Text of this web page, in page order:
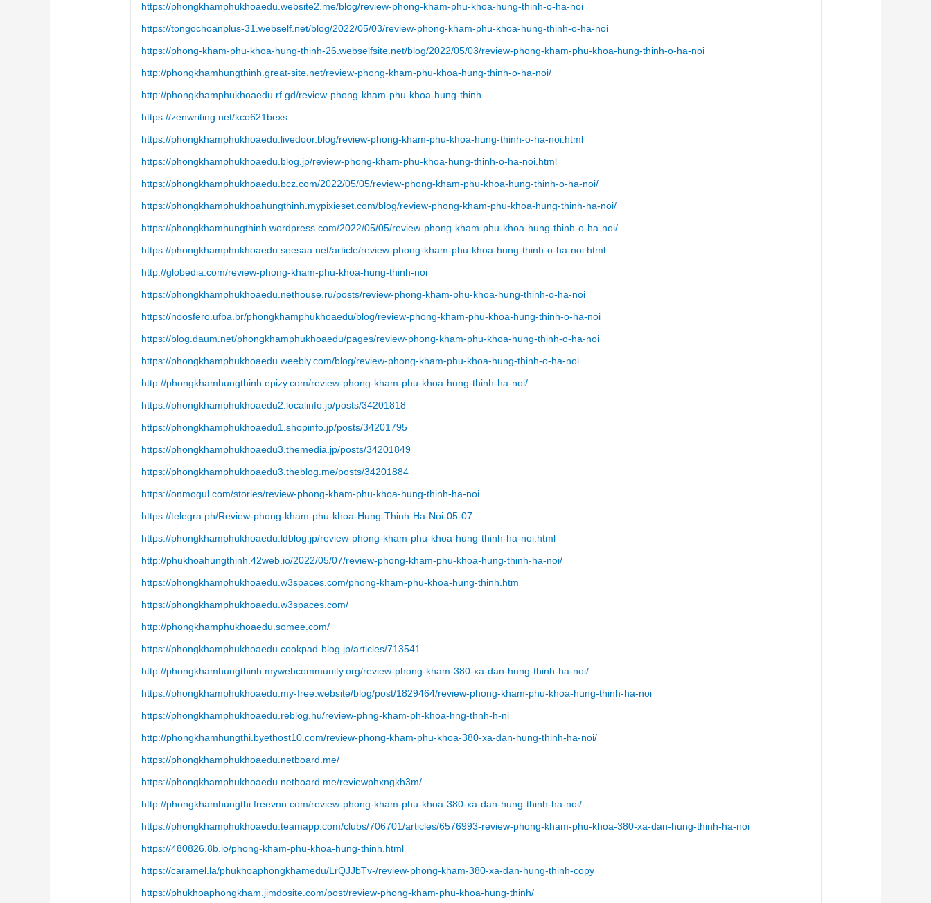
https://phongkhamphukhoaedu.website2.me/blog/review-phong-kham-phu-khoa-hung-thinh-o-ha-noi
https://tongochoanplus-31.webself.net/blog/2022/05/03/review-phong-kham-phu-khoa-hung-thinh-o-ha-noi
https://phong-kham-phu-khoa-hung-thinh-26.webselfsite.net/blog/2022/05/03/review-phong-kham-phu-khoa-hung-thinh-o-ha-noi
http://phongkhamhungthinh.great-site.net/review-phong-kham-phu-khoa-hung-thinh-o-ha-noi/
http://phongkhamphukhoaedu.rf.gd/review-phong-kham-phu-khoa-hung-thinh
https://zenwriting.net/kco621bexs
https://phongkhamphukhoaedu.livedoor.blog/review-phong-kham-phu-khoa-hung-thinh-o-ha-noi.html
https://phongkhamphukhoaedu.blog.jp/review-phong-kham-phu-khoa-hung-thinh-o-ha-noi.html
https://phongkhamphukhoaedu.bcz.com/2022/05/05/review-phong-kham-phu-khoa-hung-thinh-o-ha-noi/
https://phongkhamphukhoahungthinh.mypixieset.com/blog/review-phong-kham-phu-khoa-hung-thinh-ha-noi/
https://phongkhamhungthinh.wordpress.com/2022/05/05/review-phong-kham-phu-khoa-hung-thinh-o-ha-noi/
https://phongkhamphukhoaedu.seesaa.net/article/review-phong-kham-phu-khoa-hung-thinh-o-ha-noi.html
http://globedia.com/review-phong-kham-phu-khoa-hung-thinh-noi
https://phongkhamphukhoaedu.nethouse.ru/posts/review-phong-kham-phu-khoa-hung-thinh-o-ha-noi
https://noosfero.ufba.br/phongkhamphukhoaedu/blog/review-phong-kham-phu-khoa-hung-thinh-o-ha-noi
https://blog.daum.net/phongkhamphukhoaedu/pages/review-phong-kham-phu-khoa-hung-thinh-o-ha-noi
https://phongkhamphukhoaedu.weebly.com/blog/review-phong-kham-phu-khoa-hung-thinh-o-ha-noi
http://phongkhamhungthinh.epizy.com/review-phong-kham-phu-khoa-hung-thinh-ha-noi/
https://phongkhamphukhoaedu2.localinfo.jp/posts/34201818
https://phongkhamphukhoaedu1.shopinfo.jp/posts/34201795
https://phongkhamphukhoaedu3.themedia.jp/posts/34201849
https://phongkhamphukhoaedu3.theblog.me/posts/34201884
https://onmogul.com/stories/review-phong-kham-phu-khoa-hung-thinh-ha-noi
https://telegra.ph/Review-phong-kham-phu-khoa-Hung-Thinh-Ha-Noi-05-07
https://phongkhamphukhoaedu.ldblog.jp/review-phong-kham-phu-khoa-hung-thinh-ha-noi.html
http://phukhoahungthinh.42web.io/2022/05/07/review-phong-kham-phu-khoa-hung-thinh-ha-noi/
https://phongkhamphukhoaedu.w3spaces.com/phong-kham-phu-khoa-hung-thinh.htm
https://phongkhamphukhoaedu.w3spaces.com/
http://phongkhamphukhoaedu.somee.com/
https://phongkhamphukhoaedu.cookpad-blog.jp/articles/713541
http://phongkhamhungthinh.mywebcommunity.org/review-phong-kham-380-xa-dan-hung-thinh-ha-noi/
https://phongkhamphukhoaedu.my-free.website/blog/post/1829464/review-phong-kham-phu-khoa-hung-thinh-ha-noi
https://phongkhamphukhoaedu.reblog.hu/review-phng-kham-ph-khoa-hng-thnh-h-ni
http://phongkhamhungthi.byethost10.com/review-phong-kham-phu-khoa-380-xa-dan-hung-thinh-ha-noi/
https://phongkhamphukhoaedu.netboard.me/
https://phongkhamphukhoaedu.netboard.me/reviewphxngkh3m/
http://phongkhamhungthi.freevnn.com/review-phong-kham-phu-khoa-380-xa-dan-hung-thinh-ha-noi/
https://phongkhamphukhoaedu.teamapp.com/clubs/706701/articles/6576993-review-phong-kham-phu-khoa-380-xa-dan-hung-thinh-ha-noi
https://480826.8b.io/phong-kham-phu-khoa-hung-thinh.html
https://caramel.la/phukhoaphongkhamedu/LrQJJbTv-/review-phong-kham-380-xa-dan-hung-thinh-copy
https://phukhoaphongkham.jimdosite.com/post/review-phong-kham-phu-khoa-hung-thinh/